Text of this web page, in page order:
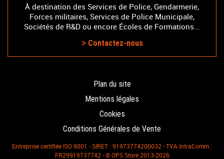
À destination des Services de Police, Gendarmerie,
Forces militaires, Services de Police Municipale,
Sociétés de R&D ou encore Écoles de Formations...
Contactez-nous
Plan du site
Mentions légales
Cookies
Conditions Générales de Vente
Entreprise certifiée ISO 9001 - SIRET : 91973774200032 - TVA IntraComm :
FR29919737742 - © OPS Store 2013-2026